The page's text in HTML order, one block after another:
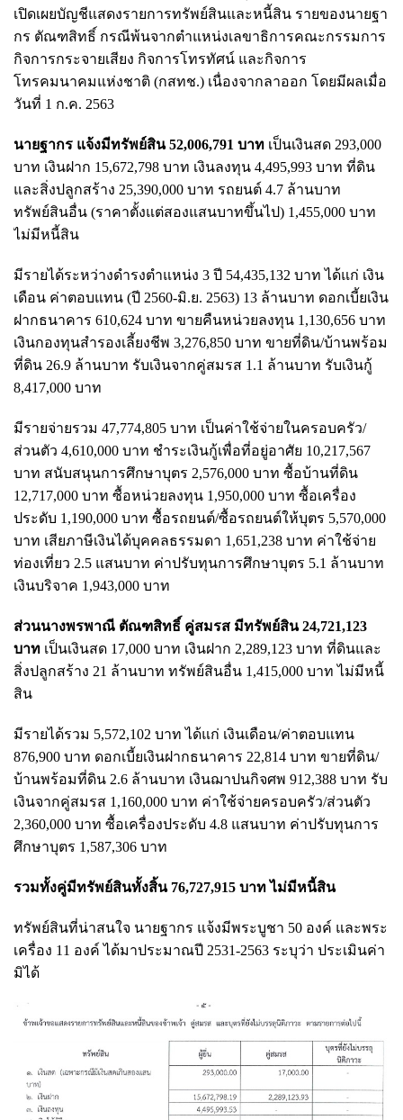
เปิดเผยบัญชีแสดงรายการทรัพย์สินและหนี้สิน รายของนายฐา
กร ตัณฑสิทธิ์ กรณีพ้นจากตำแหน่งเลขาธิการคณะกรรมการ
กิจการกระจายเสียง กิจการโทรทัศน์ และกิจการ
โทรคมนาคมแห่งชาติ (กสทช.) เนื่องจากลาออก โดยมีผลเมื่อ
วันที่ 1 ก.ค. 2563
นายฐากร แจ้งมีทรัพย์สิน 52,006,791 บาท เป็นเงินสด 293,000
บาท เงินฝาก 15,672,798 บาท เงินลงทุน 4,495,993 บาท ที่ดิน
และสิ่งปลูกสร้าง 25,390,000 บาท รถยนต์ 4.7 ล้านบาท
ทรัพย์สินอื่น (ราคาตั้งแต่สองแสนบาทขึ้นไป) 1,455,000 บาท
ไม่มีหนี้สิน
มีรายได้ระหว่างดำรงตำแหน่ง 3 ปี 54,435,132 บาท ได้แก่ เงิน
เดือน ค่าตอบแทน (ปี 2560-มิ.ย. 2563) 13 ล้านบาท ดอกเบี้ยเงิน
ฝากธนาคาร 610,624 บาท ขายคืนหน่วยลงทุน 1,130,656 บาท
เงินกองทุนสำรองเลี้ยงชีพ 3,276,850 บาท ขายที่ดิน/บ้านพร้อม
ที่ดิน 26.9 ล้านบาท รับเงินจากคู่สมรส 1.1 ล้านบาท รับเงินกู้
8,417,000 บาท
มีรายจ่ายรวม 47,774,805 บาท เป็นค่าใช้จ่ายในครอบครัว/
ส่วนตัว 4,610,000 บาท ชำระเงินกู้เพื่อที่อยู่อาศัย 10,217,567
บาท สนับสนุนการศึกษาบุตร 2,576,000 บาท ซื้อบ้านที่ดิน
12,717,000 บาท ซื้อหน่วยลงทุน 1,950,000 บาท ซื้อเครื่อง
ประดับ 1,190,000 บาท ซื้อรถยนต์/ซื้อรถยนต์ให้บุตร 5,570,000
บาท เสียภาษีเงินได้บุคคลธรรมดา 1,651,238 บาท ค่าใช้จ่าย
ท่องเที่ยว 2.5 แสนบาท ค่าปรับทุนการศึกษาบุตร 5.1 ล้านบาท
เงินบริจาค 1,943,000 บาท
ส่วนนางพรพาณี ตัณฑสิทธิ์ คู่สมรส มีทรัพย์สิน 24,721,123
บาท เป็นเงินสด 17,000 บาท เงินฝาก 2,289,123 บาท ที่ดินและ
สิ่งปลูกสร้าง 21 ล้านบาท ทรัพย์สินอื่น 1,415,000 บาท ไม่มีหนี้
สิน
มีรายได้รวม 5,572,102 บาท ได้แก่ เงินเดือน/ค่าตอบแทน
876,900 บาท ดอกเบี้ยเงินฝากธนาคาร 22,814 บาท ขายที่ดิน/
บ้านพร้อมที่ดิน 2.6 ล้านบาท เงินฌาปนกิจศพ 912,388 บาท รับ
เงินจากคู่สมรส 1,160,000 บาท ค่าใช้จ่ายครอบครัว/ส่วนตัว
2,360,000 บาท ซื้อเครื่องประดับ 4.8 แสนบาท ค่าปรับทุนการ
ศึกษาบุตร 1,587,306 บาท
รวมทั้งคู่มีทรัพย์สินทั้งสิ้น 76,727,915 บาท ไม่มีหนี้สิน
ทรัพย์สินที่น่าสนใจ นายฐากร แจ้งมีพระบูชา 50 องค์ และพระ
เครื่อง 11 องค์ ได้มาประมาณปี 2531-2563 ระบุว่า ประเมินค่า
มิได้